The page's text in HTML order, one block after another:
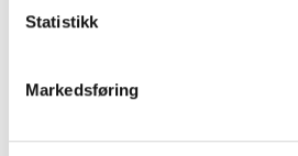
Statistikk
Markedsføring
Finnes på lager i61